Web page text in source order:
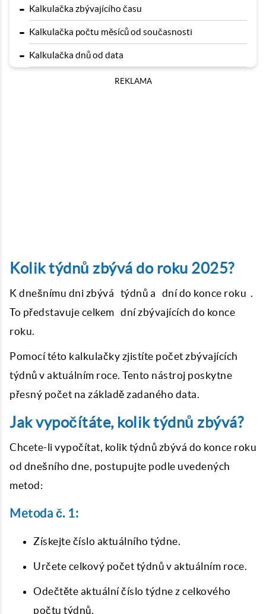
- Kalkulačka zbývajícího času
- Kalkulačka počtu měsíců od současnosti
- Kalkulačka dnů od data
REKLAMA
Kolik týdnů zbývá do roku 2025?
K dnešnímu dni zbývá týdnů a dní do konce roku .
To představuje celkem dní zbývajících do konce
roku.
Pomocí této kalkulačky zjistíte počet zbývajících
týdnů v aktuálním roce. Tento nástroj poskytne
přesný počet na základě zadaného data.
Jak vypočítáte, kolik týdnů zbývá?
Chcete-li vypočítat, kolik týdnů zbývá do konce roku
od dnešního dne, postupujte podle uvedených
metod:
Metoda č. 1:
Získejte číslo aktuálního týdne.
Určete celkový počet týdnů v aktuálním roce.
Odečtěte aktuální číslo týdne z celkového
počtu týdnů.